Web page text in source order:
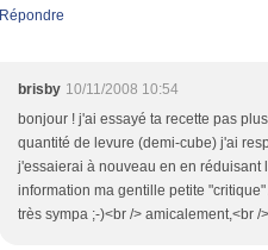
Répondre
brisby 10/11/2008 10:54
bonjour ! j'ai essayé ta recette pas
quantité de levure (demi-cube) j'ai
j'essaierai à nouveau en en réduisant
information ma gentille petite
très sympa ;-)<br /> amicalement,<br /